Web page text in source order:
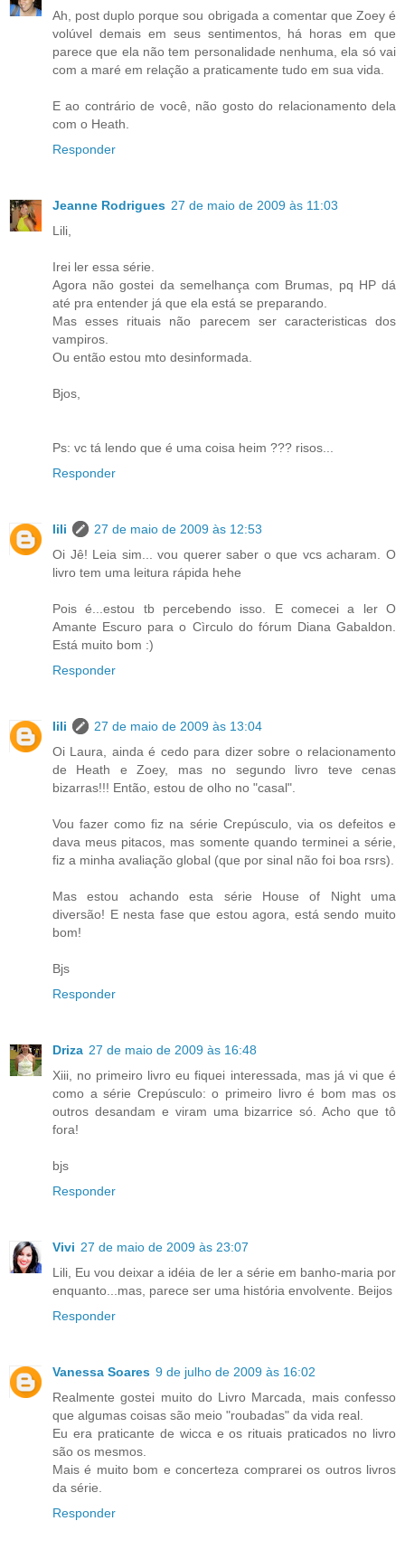
Ah, post duplo porque sou obrigada a comentar que Zoey é
volúvel demais em seus sentimentos, há horas em que
parece que ela não tem personalidade nenhuma, ela só vai
com a maré em relação a praticamente tudo em sua vida.
E ao contrário de você, não gosto do relacionamento dela
com o Heath.
Responder
Jeanne Rodrigues 27 de maio de 2009 às 11:03
Lili,
Irei ler essa série.
Agora não gostei da semelhança com Brumas, pq HP dá
até pra entender já que ela está se preparando.
Mas esses rituais não parecem ser caracteristicas dos
vampiros.
Ou então estou mto desinformada.
Bjos,
Ps: vc tá lendo que é uma coisa heim ??? risos...
Responder
lili
27 de maio de 2009 às 12:53
Oi Jê! Leia sim... vou querer saber o que vcs acharam. O
livro tem uma leitura rápida hehe
Pois é...estou tb percebendo isso. E comecei a ler O
Amante Escuro para o Cìrculo do fórum Diana Gabaldon.
Está muito bom :)
Responder
lili
27 de maio de 2009 às 13:04
Oi Laura, ainda é cedo para dizer sobre o relacionamento
de Heath e Zoey, mas no segundo livro teve cenas
bizarras!!! Então, estou de olho no "casal".
Vou fazer como fiz na série Crepúsculo, via os defeitos e
dava meus pitacos, mas somente quando terminei a série,
fiz a minha avaliação global (que por sinal não foi boa rsrs).
Mas estou achando esta série House of Night uma
diversão! E nesta fase que estou agora, está sendo muito
bom!
Bjs
Responder
Driza 27 de maio de 2009 às 16:48
Xiii, no primeiro livro eu fiquei interessada, mas já vi que é
como a série Crepúsculo: o primeiro livro é bom mas os
outros desandam e viram uma bizarrice só. Acho que tô
fora!
bjs
Responder
Vivi 27 de maio de 2009 às 23:07
Lili, Eu vou deixar a idéia de ler a série em banho-maria por
enquanto...mas, parece ser uma história envolvente. Beijos
Responder
Vanessa Soares 9 de julho de 2009 às 16:02
Realmente gostei muito do Livro Marcada, mais confesso
que algumas coisas são meio "roubadas" da vida real.
Eu era praticante de wicca e os rituais praticados no livro
são os mesmos.
Mais é muito bom e concerteza comprarei os outros livros
da série.
Responder